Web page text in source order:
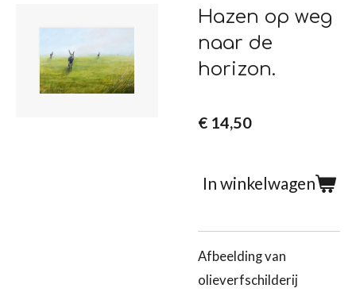
Hazen op weg
naar de
horizon.
€ 14,50
In winkelwagen
Afbeelding van
olieverfschilderij